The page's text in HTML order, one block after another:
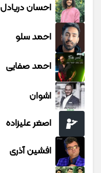
احسان دریادل
احمد سلو
احمد صفایی
اشوان
اصغر علیزاده
افشین آذری